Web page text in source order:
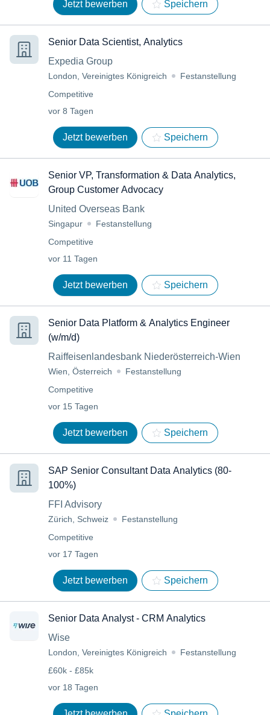
Jetzt bewerben Speichern
Senior Data Scientist, Analytics
Expedia Group
London, Vereinigtes Königreich
Festanstellung
Competitive
vor 8 Tagen
Jetzt bewerben Speichern
Senior VP, Transformation & Data Analytics,
Group Customer Advocacy
United Overseas Bank
Singapur
Festanstellung
Competitive
vor 11 Tagen
Jetzt bewerben Speichern
Senior Data Platform & Analytics Engineer
(w/m/d)
Raiffeisenlandesbank Niederösterreich-Wien
Wien, Österreich
Festanstellung
Competitive
vor 15 Tagen
Jetzt bewerben Speichern
SAP Senior Consultant Data Analytics (80-
100%)
FFI Advisory
Zürich, Schweiz
Festanstellung
Competitive
vor 17 Tagen
Jetzt bewerben Speichern
Senior Data Analyst - CRM Analytics
Wise
London, Vereinigtes Königreich
Festanstellung
£60k - £85k
vor 18 Tagen